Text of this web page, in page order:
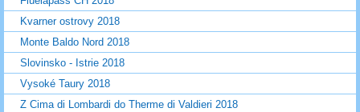
Kvarner ostrovy 2018
Monte Baldo Nord 2018
Slovinsko - Istrie 2018
Vysoké Taury 2018
Z Cima di Lombardi do Therme di Valdieri 2018